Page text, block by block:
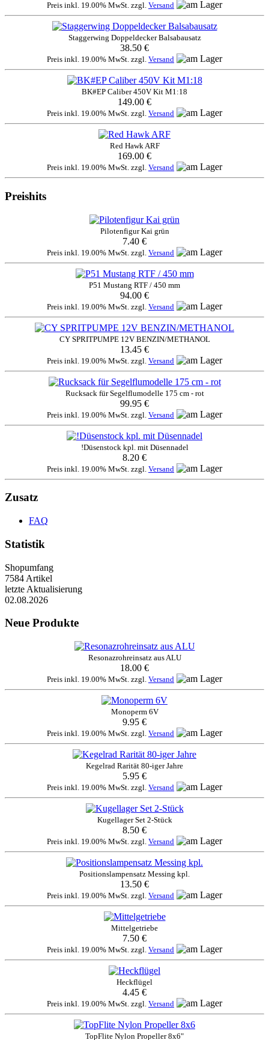
Preis inkl. 19.00% MwSt. zzgl. Versand
Staggerwing Doppeldecker Balsabausatz
38.50 €
Preis inkl. 19.00% MwSt. zzgl. Versand
BK#EP Caliber 450V Kit M1:18
149.00 €
Preis inkl. 19.00% MwSt. zzgl. Versand
Red Hawk ARF
169.00 €
Preis inkl. 19.00% MwSt. zzgl. Versand
Preishits
Pilotenfigur Kai grün
7.40 €
Preis inkl. 19.00% MwSt. zzgl. Versand
P51 Mustang RTF / 450 mm
94.00 €
Preis inkl. 19.00% MwSt. zzgl. Versand
CY SPRITPUMPE 12V BENZIN/METHANOL
13.45 €
Preis inkl. 19.00% MwSt. zzgl. Versand
Rucksack für Segelflumodelle 175 cm - rot
99.95 €
Preis inkl. 19.00% MwSt. zzgl. Versand
!Düsenstock kpl. mit Düsennadel
8.20 €
Preis inkl. 19.00% MwSt. zzgl. Versand
Zusatz
FAQ
Statistik
Shopumfang
7584 Artikel
letzte Aktualisierung
02.08.2026
Neue Produkte
Resonazrohreinsatz aus ALU
18.00 €
Preis inkl. 19.00% MwSt. zzgl. Versand
Monoperm 6V
9.95 €
Preis inkl. 19.00% MwSt. zzgl. Versand
Kegelrad Rarität 80-iger Jahre
5.95 €
Preis inkl. 19.00% MwSt. zzgl. Versand
Kugellager Set 2-Stück
8.50 €
Preis inkl. 19.00% MwSt. zzgl. Versand
Positionslampensatz Messing kpl.
13.50 €
Preis inkl. 19.00% MwSt. zzgl. Versand
Mittelgetriebe
7.50 €
Preis inkl. 19.00% MwSt. zzgl. Versand
Heckflügel
4.45 €
Preis inkl. 19.00% MwSt. zzgl. Versand
TopFlite Nylon Propeller 8x6"